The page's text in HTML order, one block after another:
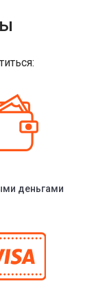
деньгами